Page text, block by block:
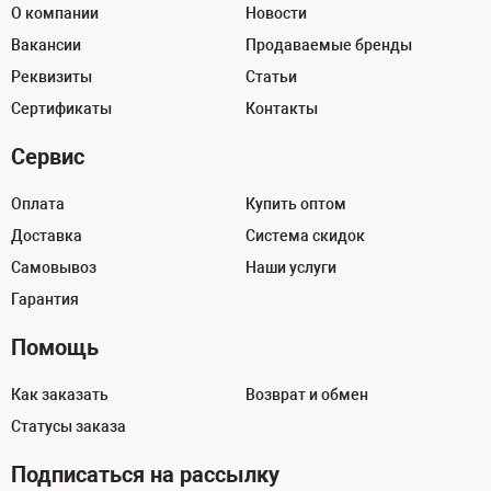
О компании
Вакансии
Реквизиты
Сертификаты
Новости
Продаваемые бренды
Статьи
Контакты
Сервис
Оплата
Доставка
Самовывоз
Гарантия
Купить оптом
Система скидок
Наши услуги
Помощь
Как заказать
Статусы заказа
Возврат и обмен
Подписаться на рассылку